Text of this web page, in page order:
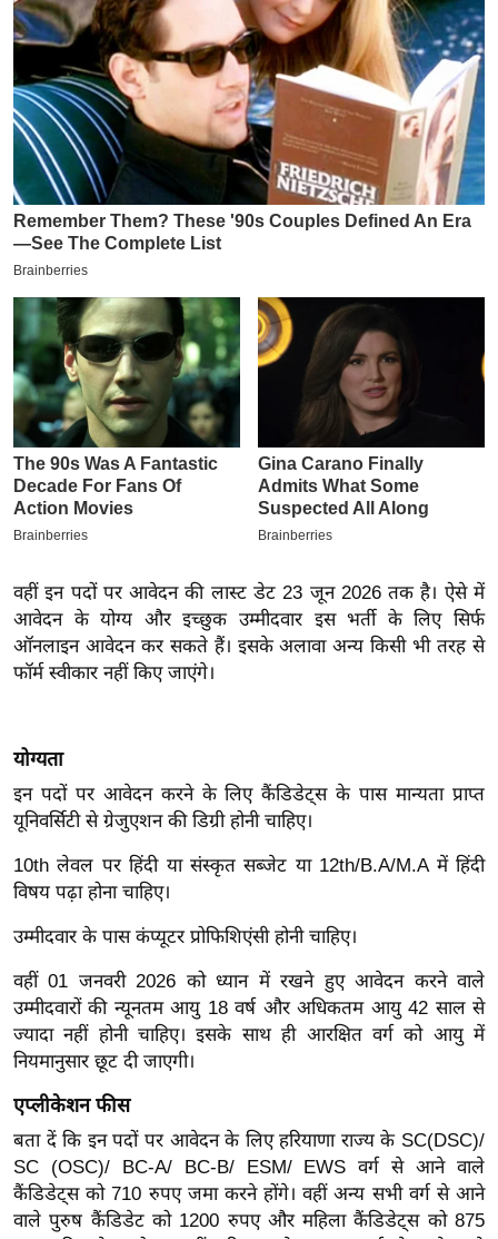
ल
क्रि
के
ट
I
P
L
2
6
क्रा
इ
म
ई
-
पे
प
मि
सा
ल
सा
ल
श
ख्सि
य
ग
इं
डि
या
सा
हि
त्य
ज
ग
वहीं इन पदों पर आवेदन की लास्ट डेट 23 जून 2026 तक है। ऐसे में
आवेदन के योग्य और इच्छुक उम्मीदवार इस भर्ती के लिए सिर्फ
ऑनलाइन आवेदन कर सकते हैं। इसके अलावा अन्य किसी भी तरह से
फॉर्म स्वीकार नहीं किए जाएंगे।
योग्यता
इन पदों पर आवेदन करने के लिए कैंडिडेट्स के पास मान्यता प्राप्त
यूनिवर्सिटी से ग्रेजुएशन की डिग्री होनी चाहिए।
10th लेवल पर हिंदी या संस्कृत सब्जेट या 12th/B.A/M.A में हिंदी
विषय पढ़ा होना चाहिए।
उम्मीदवार के पास कंप्यूटर प्रोफिशिएंसी होनी चाहिए।
वहीं 01 जनवरी 2026 को ध्यान में रखने हुए आवेदन करने वाले
उम्मीदवारों की न्यूनतम आयु 18 वर्ष और अधिकतम आयु 42 साल से
ज्यादा नहीं होनी चाहिए। इसके साथ ही आरक्षित वर्ग को आयु में
नियमानुसार छूट दी जाएगी।
एप्लीकेशन फीस
बता दें कि इन पदों पर आवेदन के लिए हरियाणा राज्य के SC(DSC)/
SC (OSC)/ BC-A/ BC-B/ ESM/ EWS वर्ग से आने वाले
कैंडिडेट्स को 710 रुपए जमा करने होंगे। वहीं अन्य सभी वर्ग से आने
वाले पुरुष कैंडिडेट को 1200 रुपए और महिला कैंडिडेट्स को 875